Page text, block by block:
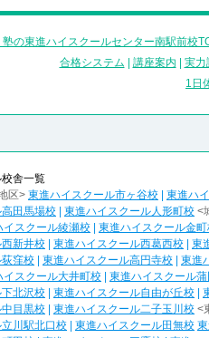
の東進ハイスクールセンター南駅前校
合格システム
講座案内 実力
1日
舎一覧
区> 東進ハイスクール市ヶ谷校 東進ハ
田馬場校
東進ハイスクール人形町校 <
イスクール綾瀬校 東進ハイスクール金
新井校
東進ハイスクール西葛西校 東
窪校
東進ハイスクール高円寺校 東進
イスクール大井町校 東進ハイスクール
北沢校
東進ハイスクール自由が丘校
目黒校
東進ハイスクール二子玉川校 <
川駅北口校
東進ハイスクール田無校